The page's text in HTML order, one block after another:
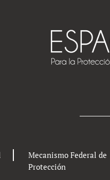
Mecanismo Federal de
Protección